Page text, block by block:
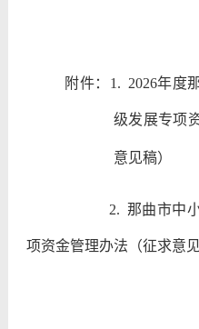
附件： 1. 2026年度
级发展专项
意见稿）
2. 那曲市中
项资金管理办法（征求意见